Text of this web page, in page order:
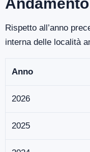
Rispetto all’anno
interna delle località
Anno
2026
2025